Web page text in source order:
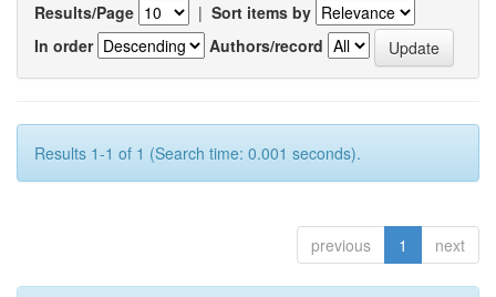
Results/Page | Sort items by
In order
Authors/record
Results 1-1 of 1 (Search time: 0.001 seconds).
previous 1 next